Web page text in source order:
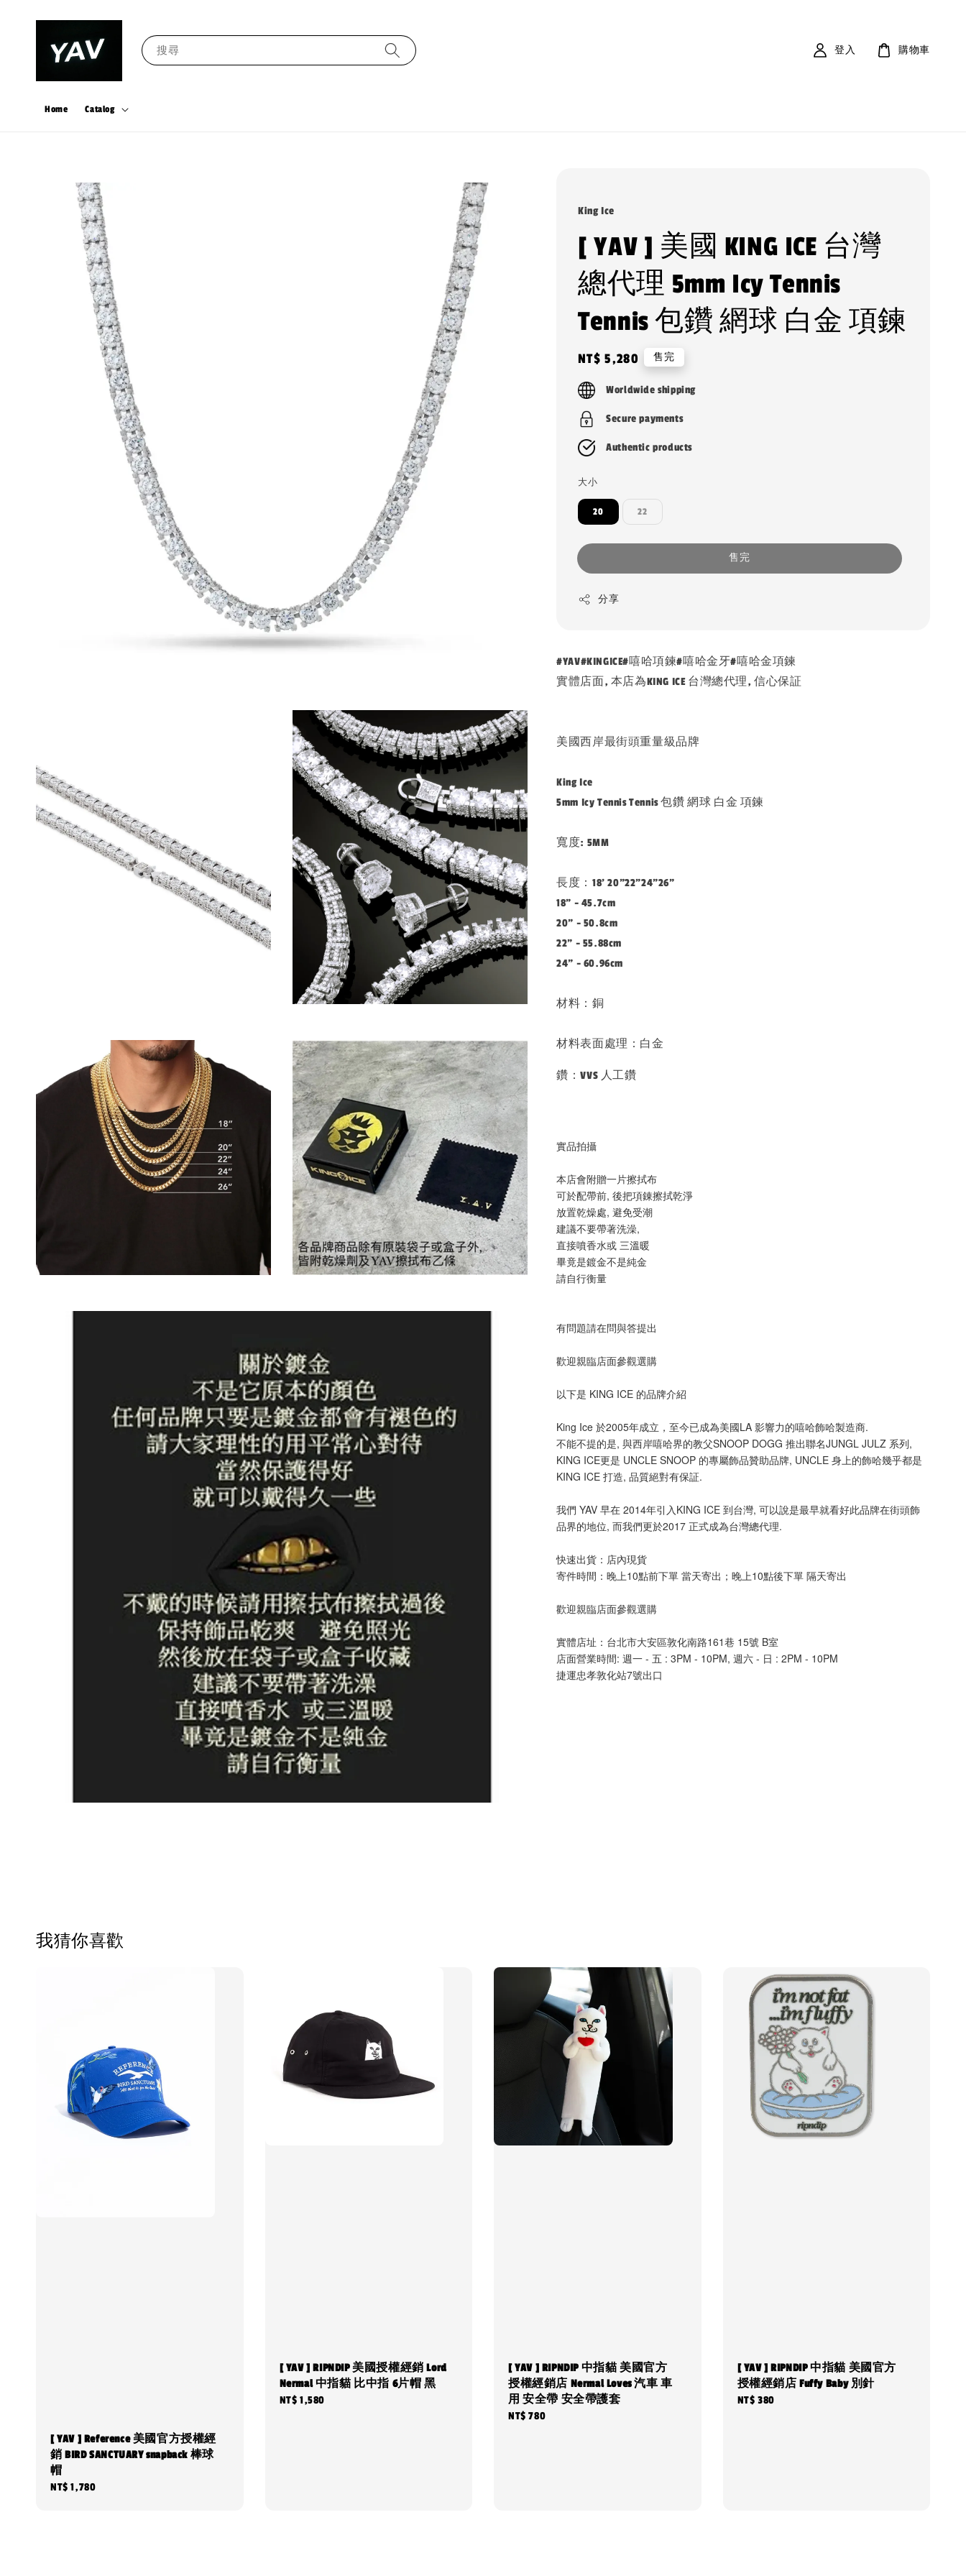
搜尋
Home Catalog
登入 購物車
King Ice
[ YAV ] 美國 KING ICE 台灣
總代理 5mm Icy Tennis
Tennis 包鑽 網球 白金 項鍊
Regular
price
NT$ 5,280 售完
Worldwide shipping
Secure payments
Authentic products
大小
20 22
售完
分享
#YAV#KINGICE#嘻哈項鍊#嘻哈金牙#嘻哈金項鍊
實體店面, 本店為KING ICE 台灣總代理, 信心保証
美國西岸最街頭重量級品牌
King Ice
5mm Icy Tennis Tennis 包鑽 網球 白金 項鍊
寬度: 5MM
長度：18' 20"22"24"26"
18" - 45.7cm
20" - 50.8cm
22" - 55.88cm
24" - 60.96cm
材料：銅
材料表面處理：白金
鑽：VVS 人工鑽
實品拍攝
本店會附贈一片擦拭布
可於配帶前, 後把項錬擦拭乾淨
放置乾燥處, 避免受潮
建議不要帶著洗澡,
直接噴香水或 三溫暖
畢竟是鍍金不是純金
請自行衡量
有問題請在問與答提出
歡迎親臨店面參觀選購
以下是 KING ICE 的品牌介紹
King Ice 於2005年成立，至今已成為美國LA 影響力的嘻哈飾哈製造商.
不能不提的是, 與西岸嘻哈界的教父SNOOP DOGG 推出聯名JUNGL JULZ 系列,
KING ICE更是 UNCLE SNOOP 的專屬飾品贊助品牌, UNCLE 身上的飾哈幾乎都是
KING ICE 打造, 品質絕對有保証.
我們 YAV 早在 2014年引入KING ICE 到台灣, 可以說是最早就看好此品牌在街頭飾
品界的地位, 而我們更於2017 正式成為台灣總代理.
快速出貨：店內現貨
寄件時間：晚上10點前下單 當天寄出；晚上10點後下單 隔天寄出
歡迎親臨店面參觀選購
實體店址：台北市大安區敦化南路161巷 15號 B室
店面營業時間: 週一 - 五 : 3PM - 10PM, 週六 - 日 : 2PM - 10PM
捷運忠孝敦化站7號出口
我猜你喜歡
[ YAV ] Reference 美國官方授權經
銷 BIRD SANCTUARY snapback 棒球
帽
Regular
NT$ 1,780
[ YAV ] RIPNDIP 美國授權經銷 Lord
Nermal 中指貓 比中指 6片帽 黑
Regular
NT$ 1,580
[ YAV ] RIPNDIP 中指貓 美國官方
授權經銷店 Nermal Loves 汽車 車
用 安全帶 安全帶護套
Regular
NT$ 780
[ YAV ] RIPNDIP 中指貓 美國官方
授權經銷店 Fuffy Baby 別針
Regular
NT$ 380